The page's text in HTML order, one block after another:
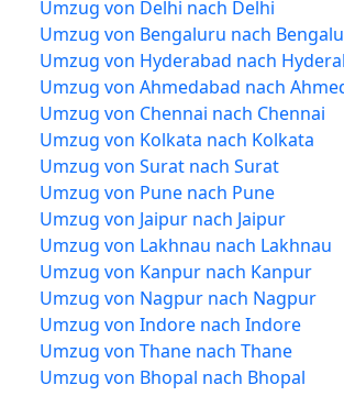
Umzug von Delhi nach Delhi
Umzug von Bengaluru nach
Umzug von Hyderabad nach
Umzug von Ahmedabad nach
Umzug von Chennai nach Chennai
Umzug von Kolkata nach Kolkata
Umzug von Surat nach Surat
Umzug von Pune nach Pune
Umzug von Jaipur nach Jaipur
Umzug von Lakhnau nach Lakhnau
Umzug von Kanpur nach Kanpur
Umzug von Nagpur nach Nagpur
Umzug von Indore nach Indore
Umzug von Thane nach Thane
Umzug von Bhopal nach Bhopal